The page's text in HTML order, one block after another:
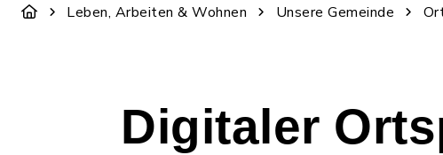
Leben, Arbeiten & Wohnen Unsere Gemeinde
Digitaler